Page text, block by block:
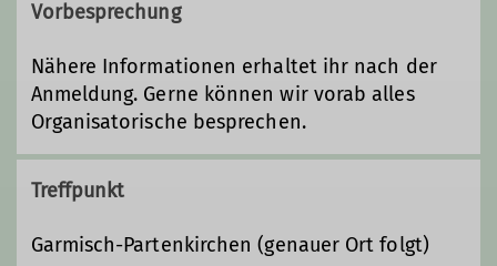
Vorbesprechung
Nähere Informationen erhaltet ihr nach der
Anmeldung. Gerne können wir vorab alles
Organisatorische besprechen.
Treffpunkt
Garmisch-Partenkirchen (genauer Ort folgt)